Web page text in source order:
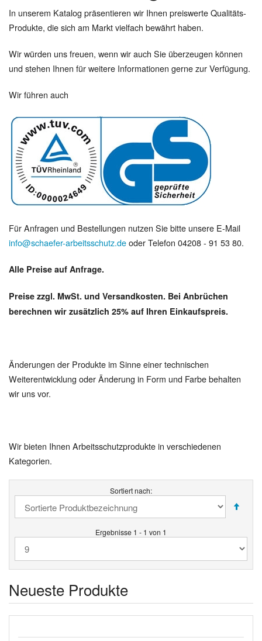
In unserem Katalog präsentieren wir Ihnen preiswerte Qualitäts-
Produkte, die sich am Markt vielfach bewährt haben.
Wir würden uns freuen, wenn wir auch Sie überzeugen können
und stehen Ihnen für weitere Informationen gerne zur Verfügung.
Wir führen auch
Für Anfragen und Bestellungen nutzen Sie bitte unsere E-Mail
info@schaefer-arbeitsschutz.deoder Telefon 04208 - 91 53 80.
Alle Preise auf Anfrage.
Preise zzgl. MwSt. und Versandkosten. Bei Anbrüchen
berechnen wir zusätzlich 25% auf Ihren Einkaufspreis.
Änderungen der Produkte im Sinne einer technischen
Weiterentwicklung oder Änderung in Form und Farbe behalten
wir uns vor.
Wir bieten Ihnen Arbeitsschutzprodukte in verschiedenen
Kategorien.
Sortiert nach:
Ergebnisse 1 - 1 von 1
Neueste Produkte